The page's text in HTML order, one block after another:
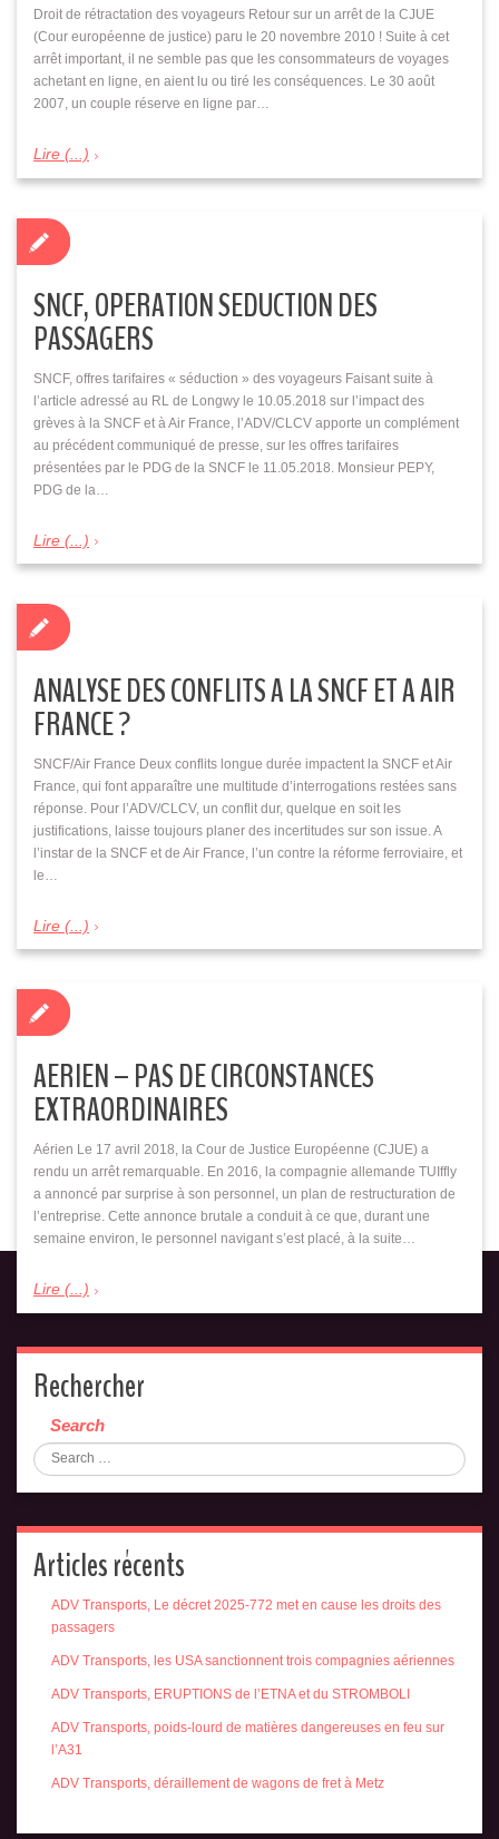
Droit de rétractation des voyageurs Retour sur un arrêt de la CJUE
(Cour européenne de justice) paru le 20 novembre 2010 ! Suite à cet
arrêt important, il ne semble pas que les consommateurs de voyages
achetant en ligne, en aient lu ou tiré les conséquences. Le 30 août
2007, un couple réserve en ligne par…
Lire (...)
SNCF, OPERATION SEDUCTION DES
PASSAGERS
SNCF, offres tarifaires « séduction » des voyageurs Faisant suite à
l’article adressé au RL de Longwy le 10.05.2018 sur l’impact des
grèves à la SNCF et à Air France, l’ADV/CLCV apporte un complément
au précédent communiqué de presse, sur les offres tarifaires
présentées par le PDG de la SNCF le 11.05.2018. Monsieur PEPY,
PDG de la…
Lire (...)
ANALYSE DES CONFLITS A LA SNCF ET A AIR
FRANCE ?
SNCF/Air France Deux conflits longue durée impactent la SNCF et Air
France, qui font apparaître une multitude d’interrogations restées sans
réponse. Pour l’ADV/CLCV, un conflit dur, quelque en soit les
justifications, laisse toujours planer des incertitudes sur son issue. A
l’instar de la SNCF et de Air France, l’un contre la réforme ferroviaire, et
le…
Lire (...)
AERIEN – PAS DE CIRCONSTANCES
EXTRAORDINAIRES
Aérien Le 17 avril 2018, la Cour de Justice Européenne (CJUE) a
rendu un arrêt remarquable. En 2016, la compagnie allemande TUIffly
a annoncé par surprise à son personnel, un plan de restructuration de
l’entreprise. Cette annonce brutale a conduit à ce que, durant une
semaine environ, le personnel navigant s’est placé, à la suite…
Lire (...)
Rechercher
Search
Articles récents
ADV Transports, Le décret 2025-772 met en cause les droits des
passagers
ADV Transports, les USA sanctionnent trois compagnies aériennes
ADV Transports, ERUPTIONS de l’ETNA et du STROMBOLI
ADV Transports, poids-lourd de matières dangereuses en feu sur
l’A31
ADV Transports, déraillement de wagons de fret à Metz